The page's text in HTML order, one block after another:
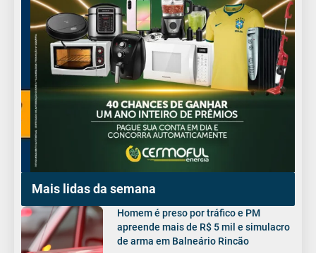
Mais lidas da semana
Homem é preso por tráfico e PM
apreende mais de R$ 5 mil e simulacro
de arma em Balneário Rincão